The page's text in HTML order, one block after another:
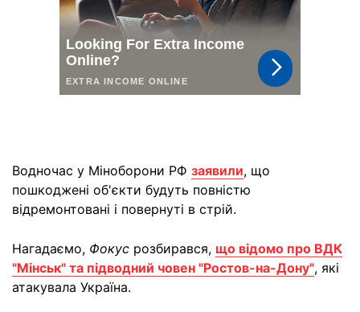
Водночас у Міноборони РФ заявили, що
пошкоджені об'єкти будуть повністю
відремонтовані і повернуті в стрій.
Нагадаємо, Фокус розбирався, що відомо про ВДК
"Мінськ" та підводний човен "Ростов-на-Дону", які
атакувала Україна.